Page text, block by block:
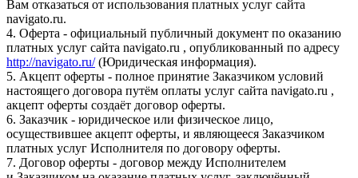
Вам отказаться от использования платных услуг сайта
navigato.ru.
4. Оферта - официальный публичный документ по оказанию
платных услуг сайта navigato.ru , опубликованный по адресу
http://navigato.ru/(Юридическая информация).
5. Акцепт оферты - полное принятие Заказчиком условий
настоящего договора путём оплаты услуг сайта navigato.ru ,
акцепт оферты создаёт договор оферты.
6. Заказчик - юридическое или физическое лицо,
осуществившее акцепт оферты, и являющееся Заказчиком
платных услуг Исполнителя по договору оферты.
7. Договор оферты - договор между Исполнителем